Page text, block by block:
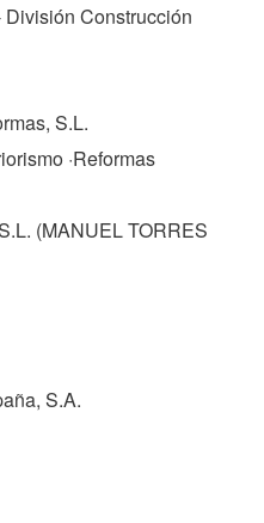
Construcción
S.L.
·Reformas
(MANUEL TORRES
S.A.